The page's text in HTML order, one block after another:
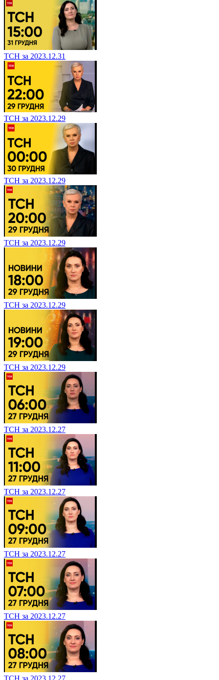
ТСН за 2023.12.31
ТСН за 2023.12.29
ТСН за 2023.12.29
ТСН за 2023.12.29
ТСН за 2023.12.29
ТСН за 2023.12.29
ТСН за 2023.12.27
ТСН за 2023.12.27
ТСН за 2023.12.27
ТСН за 2023.12.27
ТСН за 2023.12.27